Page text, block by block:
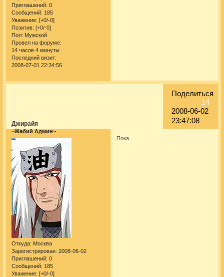
Приглашений: 0
Сообщений: 185
Уважение: [+0/-0]
Позитив: [+0/-0]
Пол: Мужской
Провел на форуме:
14 часов 4 минуты
Последний визит:
2008-07-01 22:34:56
Поделиться
14
2008-06-02
23:47:08
Джирайя
~Жабий Админ~
Откуда: Москва
Зарегистрирован: 2008-06-02
Приглашений: 0
Сообщений: 185
Уважение: [+0/-0]
Пока